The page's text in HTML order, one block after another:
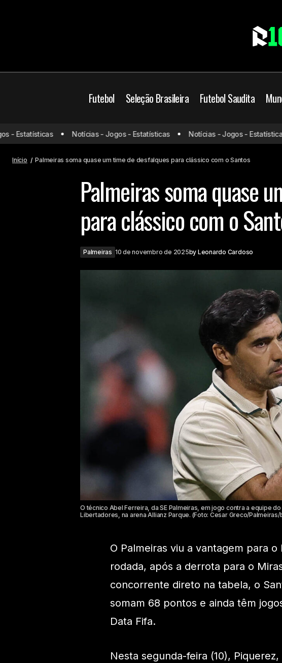
Futebol Seleção Brasileira Futebol Saudita
Jogos de hoje (11/11/25) ao vivo de
futebol: onde assistir e horário
Palmeiras Palmeiras
Estatísticas Notícias - Jogos - Estatísticas Notícias - Jogos - Estatísticas
Início Palmeiras soma quase um time de desfalques para clássico com o Santos
Palmeiras soma quase
para clássico com o
Palmeiras 10 de novembro de 2025by Leonardo Cardoso
O técnico Abel Ferreira, da SE Palmeiras, em jogo contra a equipe
Libertadores, na arena Allianz Parque. (Foto: Cesar Greco/Palmeiras/
O Palmeiras viu a vantagem para
rodada, após a derrota para o
concorrente direto na tabela, o
somam 68 pontos e ainda têm
Data Fifa.
Nesta segunda-feira (10),